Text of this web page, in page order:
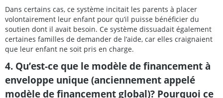
Dans certains cas, ce système incitait les parents à placer
volontairement leur enfant pour qu’il puisse bénéficier du
soutien dont il avait besoin. Ce système dissuadait également
certaines familles de demander de l’aide, car elles craignaient
que leur enfant ne soit pris en charge.
4. Qu’est-ce que le modèle de financement à
enveloppe unique (anciennement appelé
modèle de financement global)? Pourquoi ce